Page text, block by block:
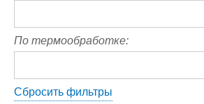
По термообработке:
Сбросить фильтры